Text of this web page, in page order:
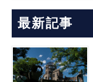
最新記事